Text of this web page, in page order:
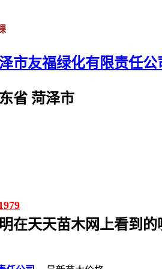
市友福绿化有限责任公
省 菏泽市
在天天苗木网上看到的